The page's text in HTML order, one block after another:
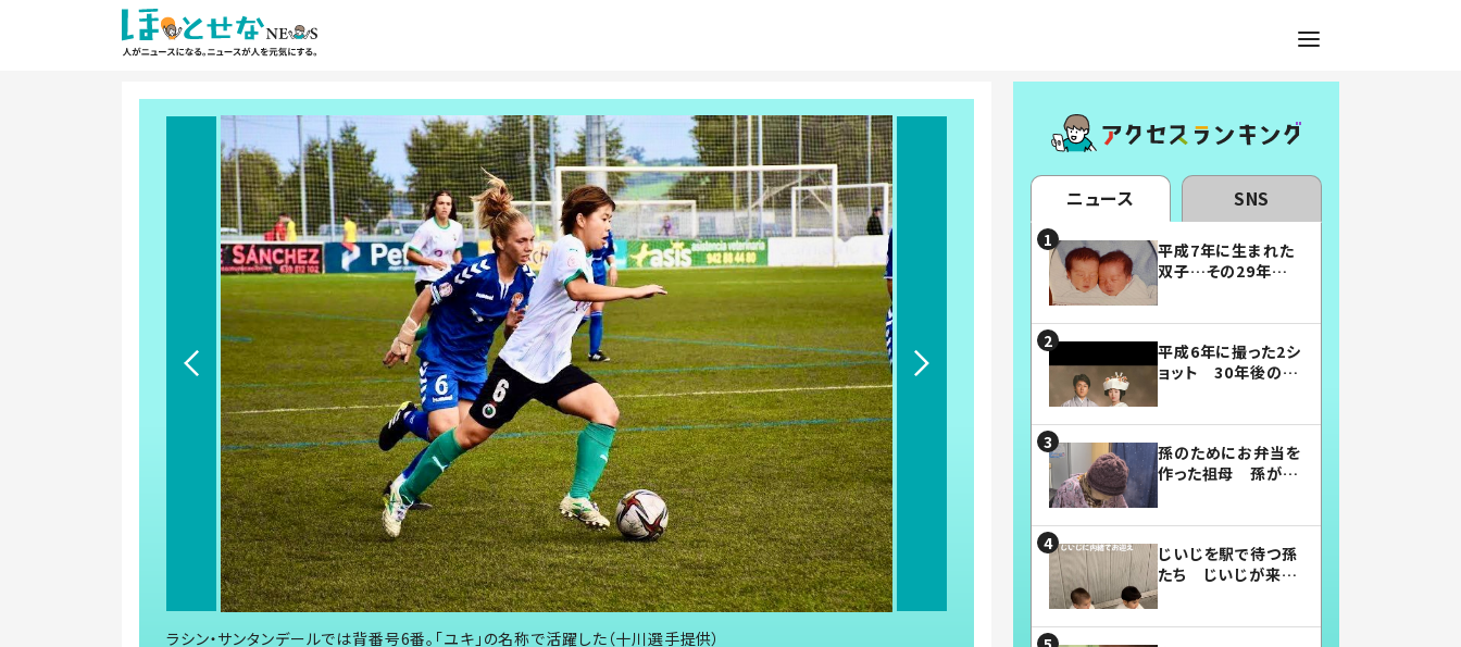
ラシン・サンタンデールでは背番号6番。「ユキ」の名称で活躍した（十川選手提供）
ニュース SNS
平成7年に生まれた
双子…その29年後
平成6年に撮った2シ
ョット 30年後の姿
孫のためにお弁当を
作った祖母 孫が絶
じいじを駅で待つ孫
たち じいじが来た